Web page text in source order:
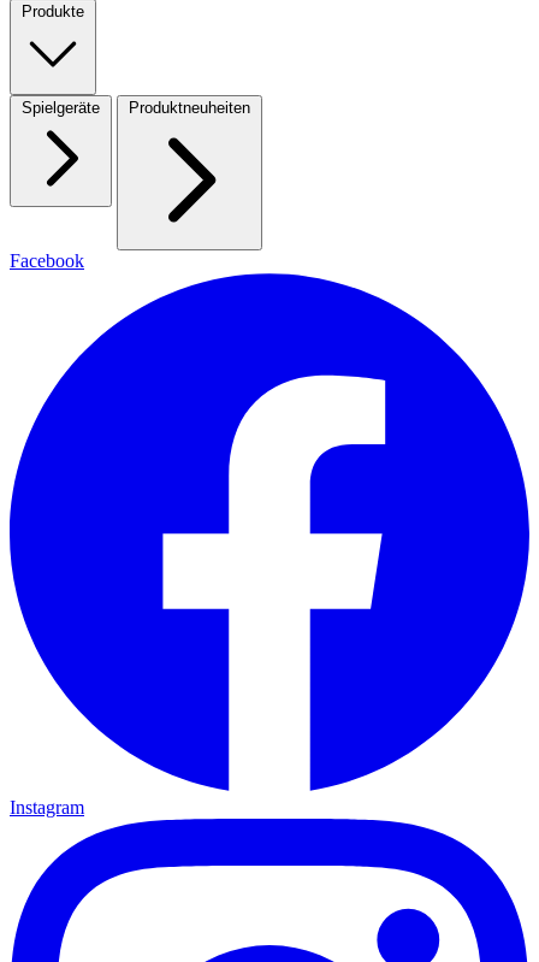
Produkte
Spielgeräte Produktneuheiten
Facebook
Instagram